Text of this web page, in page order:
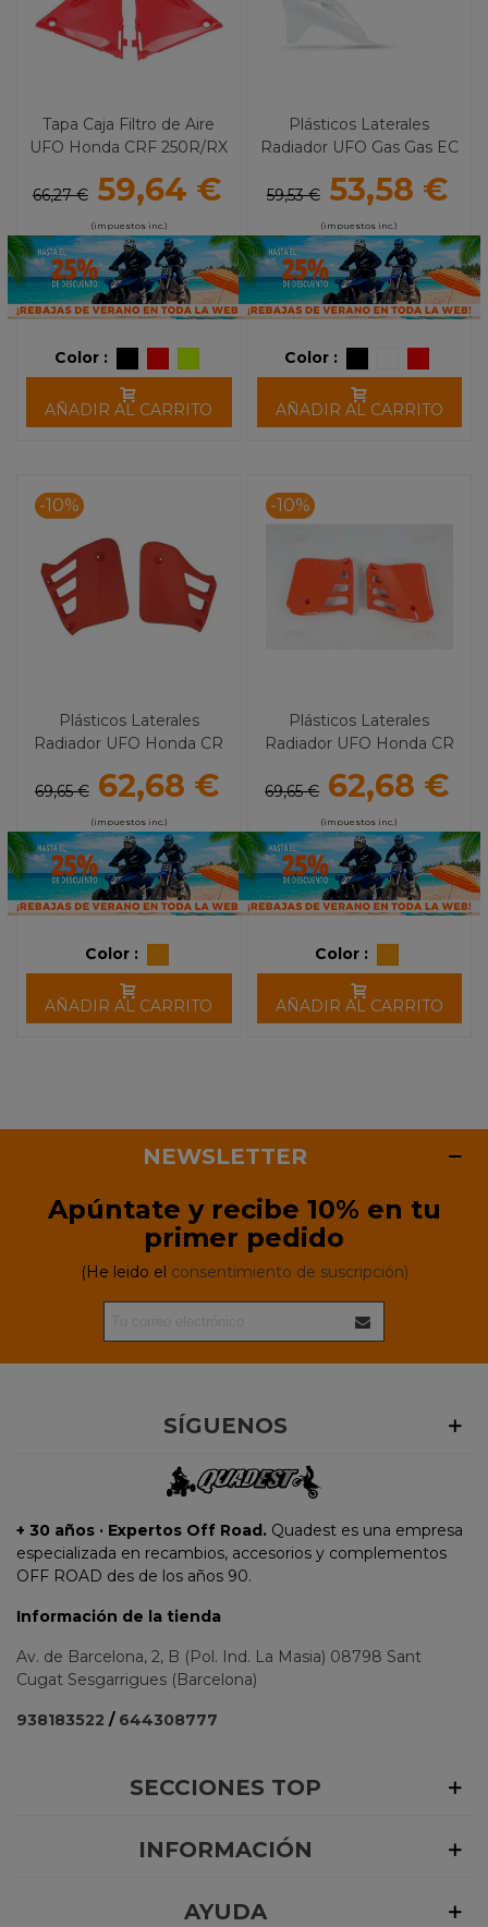
Tapa Caja Filtro de Aire
UFO Honda CRF 250R/RX
20)
66,27 € 59,64 €
(impuestos inc.)
Color :
AÑADIR AL CARRITO
Plásticos Laterales
Radiador UFO Gas Gas EC
59,53 € 53,58 €
(impuestos inc.)
Color :
AÑADIR AL CARRITO
-10%
Plásticos Laterales
Radiador UFO Honda CR
69,65 € 62,68 €
(impuestos inc.)
Color :
AÑADIR AL CARRITO
-10%
Plásticos Laterales
Radiador UFO Honda CR
69,65 € 62,68 €
(impuestos inc.)
Color :
AÑADIR AL CARRITO
NEWSLETTER
Apúntate y recibe 10% en tu
primer pedido
(He leido el consentimiento de suscripción)
SÍGUENOS
+ 30 años · Expertos Off Road. Quadest es una empresa
especializada en recambios, accesorios y complementos
OFF ROAD des de los años 90.
Información de la tienda
Av. de Barcelona, 2, B (Pol. Ind. La Masia) 08798 Sant
Cugat Sesgarrigues (Barcelona)
938183522 / 644308777
SECCIONES TOP
INFORMACIÓN
AYUDA